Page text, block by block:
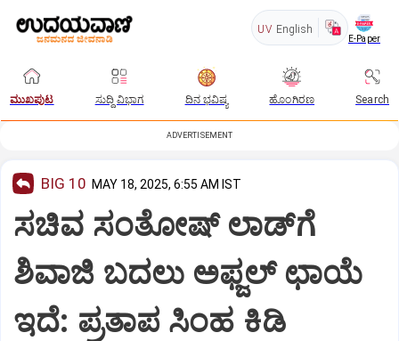
UV English
E-Paper
ಮುಖಪುಟ ಸುದ್ದಿ ವಿಭಾಗ ದಿನ ಭವಿಷ್ಯ ಹೊಂಗಿರಣ Search
ADVERTISEMENT
BIG 10 MAY 18, 2025, 6:55 AM IST
ಸಚಿವ ಸಂತೋಷ್‌ ಲಾಡ್‌ಗೆ
ಶಿವಾಜಿ ಬದಲು ಅಫ್ಜಲ್‌ ಛಾಯೆ
ಇದೆ: ಪ್ರತಾಪ ಸಿಂಹ ಕಿಡಿ